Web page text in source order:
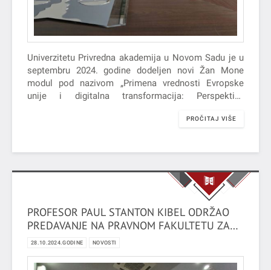
Univerzitetu Privredna akademija u Novom Sadu je u
septembru 2024. godine dodeljen novi Žan Mone
modul pod nazivom „Primena vrednosti Evropske
unije i digitalna transformacija: Perspektiva
transformation: Serbian perspective“ (EUDIGVAL).
PROČITAJ VIŠE
PROFESOR PAUL STANTON KIBEL ODRŽAO
PREDAVANJE NA PRAVNOM FAKULTETU ZA
PRIVREDU I PRAVOSUĐE U NOVOM SADU
28.10.2024.GODINE NOVOSTI